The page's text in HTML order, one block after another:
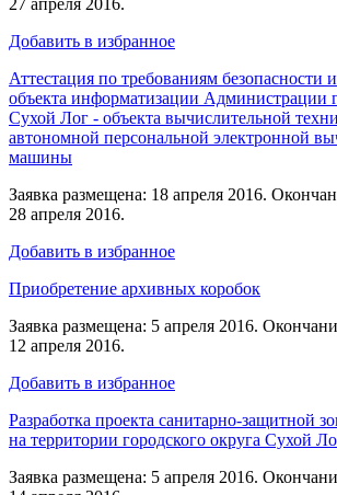
Добавить в избранное
Аттестация по требованиям
объекта информатизации Администрации
Сухой Лог - объекта вычислительной
автономной персональной электронной
машины
Заявка размещена: 18 апреля 2016.
28 апреля 2016.
Добавить в избранное
Приобретение архивных коробок
Заявка размещена: 5 апреля 2016.
12 апреля 2016.
Добавить в избранное
Разработка проекта санитарно-защитной
на территории городского округа Сухой
Заявка размещена: 5 апреля 2016.